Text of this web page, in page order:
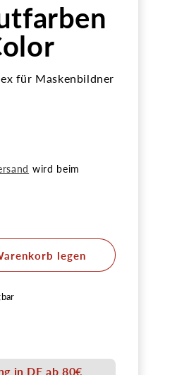
für Maskenbildner
wird beim
legen
in DE ab 80€